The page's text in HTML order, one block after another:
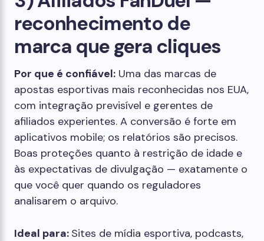
reconhecimento de
marca que gera cliques
Por que é confiável: Uma das marcas de
apostas esportivas mais reconhecidas nos EUA,
com integração previsível e gerentes de
afiliados experientes. A conversão é forte em
aplicativos mobile; os relatórios são precisos.
Boas proteções quanto à restrição de idade e
às expectativas de divulgação — exatamente o
que você quer quando os reguladores
analisarem o arquivo.
Ideal para: Sites de mídia esportiva, podcasts,